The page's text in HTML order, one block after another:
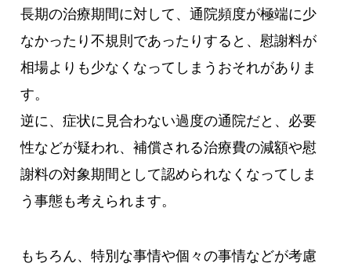
長期の治療期間に対して、通院頻度が極端に少
なかったり不規則であったりすると、慰謝料が
相場よりも少なくなってしまうおそれがありま
す。
逆に、症状に見合わない過度の通院だと、必要
性などが疑われ、補償される治療費の減額や慰
謝料の対象期間として認められなくなってしま
う事態も考えられます。
もちろん、特別な事情や個々の事情などが考慮